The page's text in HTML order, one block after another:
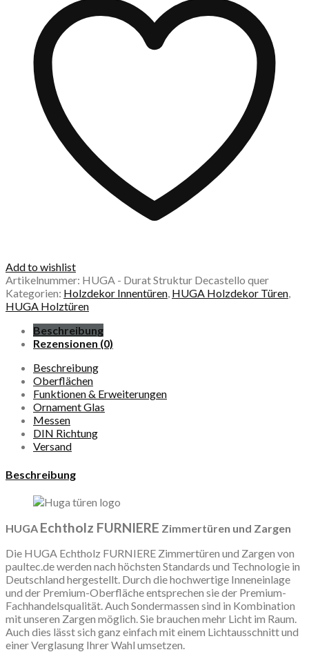
Add to wishlist
Artikelnummer: HUGA - Durat Struktur Decastello quer
Kategorien: Holzdekor Innentüren, HUGA Holzdekor Türen,
HUGA Holztüren
Beschreibung
Rezensionen (0)
Beschreibung
Oberflächen
Funktionen & Erweiterungen
Ornament Glas
Messen
DIN Richtung
Versand
Beschreibung
HUGA Echtholz FURNIERE Zimmertüren und Zargen
Die HUGA Echtholz FURNIERE Zimmertüren und Zargen von
paultec.de werden nach höchsten Standards und Technologie in
Deutschland hergestellt. Durch die hochwertige Inneneinlage
und der Premium-Oberfläche entsprechen sie der Premium-
Fachhandelsqualität. Auch Sondermassen sind in Kombination
mit unseren Zargen möglich. Sie brauchen mehr Licht im Raum.
Auch dies lässt sich ganz einfach mit einem Lichtausschnitt und
einer Verglasung Ihrer Wahl umsetzen.